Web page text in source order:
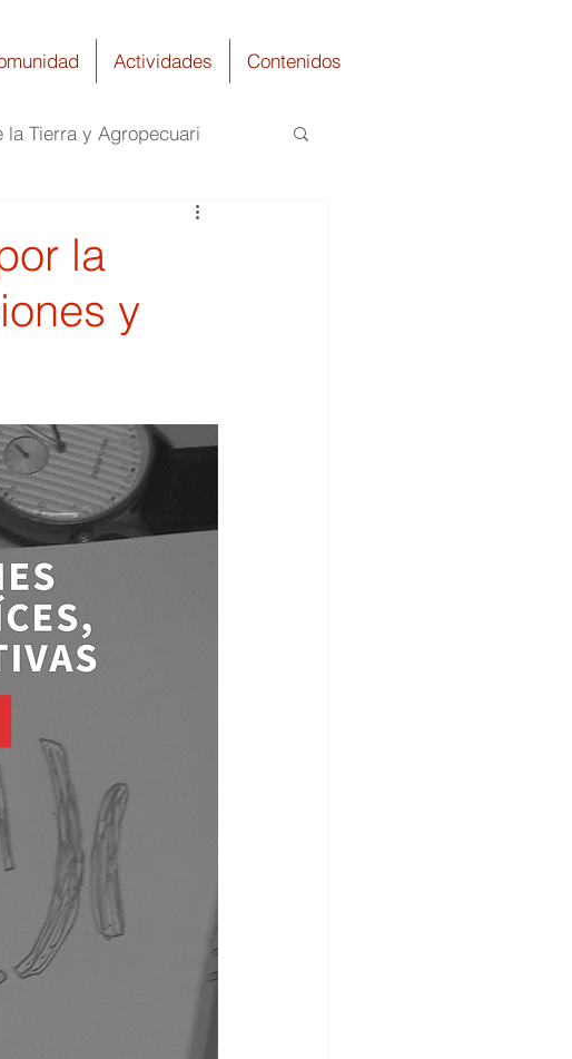
Actividades Contenidos
la Tierra y Agropecuari
la
y